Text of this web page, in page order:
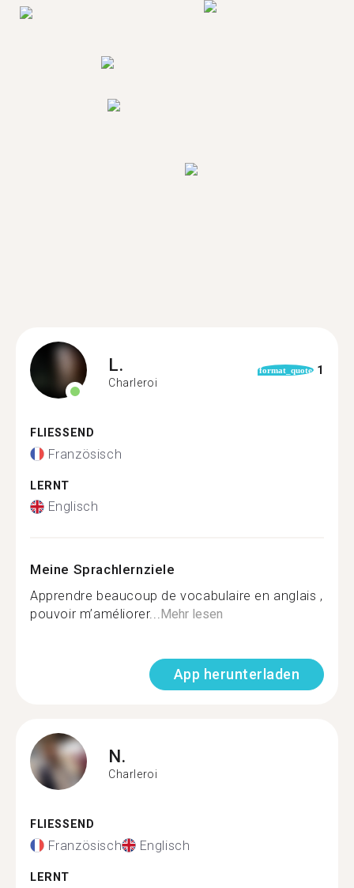
L.
Charleroi
format_quote 1
FLIESSEND
Französisch
LERNT
Englisch
Meine Sprachlernziele
Apprendre beaucoup de vocabulaire en anglais ,
pouvoir m’améliorer...Mehr lesen
App herunterladen
N.
Charleroi
FLIESSEND
Französisch Englisch
LERNT